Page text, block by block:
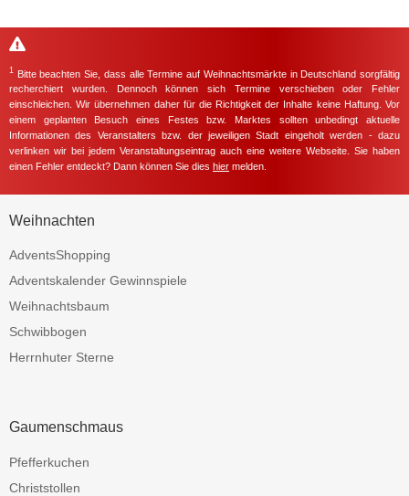
1
Bitte beachten Sie, dass alle Termine auf Weihnachtsmärkte in Deutschland sorgfältig
recherchiert wurden. Dennoch können sich Termine verschieben oder Fehler
einschleichen. Wir übernehmen daher für die Richtigkeit der Inhalte keine Haftung. Vor
einem geplanten Besuch eines Festes bzw. Marktes sollten unbedingt aktuelle
Informationen des Veranstalters bzw. der jeweiligen Stadt eingeholt werden - dazu
verlinken wir bei jedem Veranstaltungseintrag auch eine weitere Webseite. Sie haben
einen Fehler entdeckt? Dann können Sie dies hier melden.
Weihnachten
AdventsShopping
Adventskalender Gewinnspiele
Weihnachtsbaum
Schwibbogen
Herrnhuter Sterne
Gaumenschmaus
Pfefferkuchen
Christstollen